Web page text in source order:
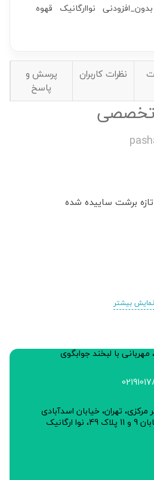
بدون_افزودنی نواارگانیک قهوه
نظرات کاربران
پرسش و
پاسخ
تخصصی
برشت ساییده شده
26181
نمایش بیشتر
با لبخند جوابگوی
تهران، خیابان اسدآبادی
(یوسف آباد)، بین خیابان 9 و 11 پلاک 49، نوا ارگانیک